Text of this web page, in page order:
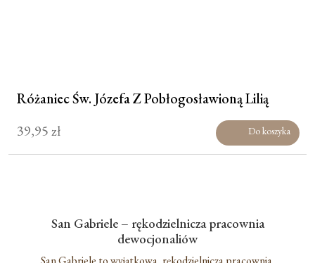
Różaniec Św. Józefa Z Pobłogosławioną Lilią
39,95zł Do koszyka
San Gabriele – rękodzielnicza pracownia
dewocjonaliów